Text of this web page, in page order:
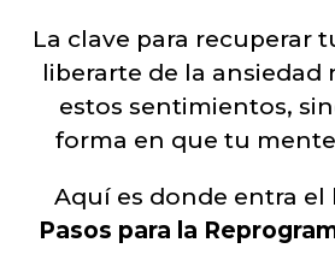
La clave para recuperar
liberarte de la ansiedad
estos sentimientos,
forma en que tu
Aquí es donde entra el
Pasos para la